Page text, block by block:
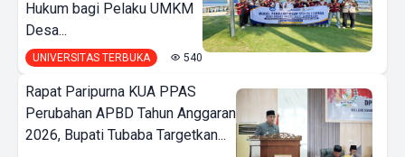
Hukum bagi Pelaku UMKM
Desa...
UNIVERSITAS TERBUKA 540
Rapat Paripurna KUA PPAS
Perubahan APBD Tahun Anggaran
2026, Bupati Tubaba Targetkan...